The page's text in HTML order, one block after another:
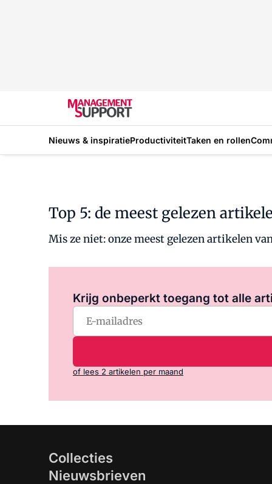
Nieuws & inspiratieProductiviteitTaken en rollen
Top 5: de meest gelezen
Mis ze niet: onze meest gelezen artikelen
Krijg onbeperkt toegang tot alle
of lees 2 artikelen per maand
Collecties
Nieuwsbrieven